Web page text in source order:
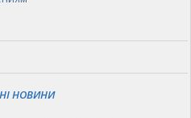
НОВИНИ